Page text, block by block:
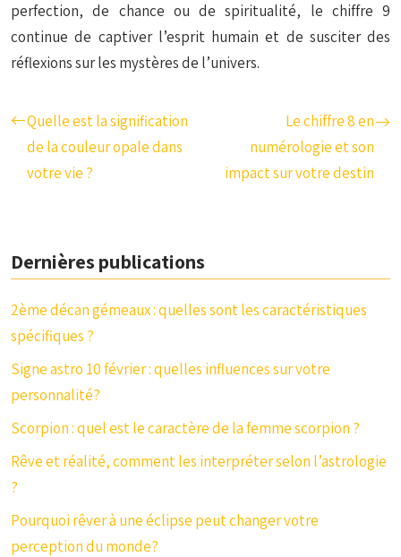
perfection, de chance ou de spiritualité, le chiffre 9
continue de captiver l’esprit humain et de susciter des
réflexions sur les mystères de l’univers.
Quelle est la signification
de la couleur opale dans
votre vie ?
Le chiffre 8 en
numérologie et son
impact sur votre destin
Dernières publications
2ème décan gémeaux : quelles sont les caractéristiques
spécifiques ?
Signe astro 10 février : quelles influences sur votre
personnalité?
Scorpion : quel est le caractère de la femme scorpion ?
Rêve et réalité, comment les interpréter selon l’astrologie
?
Pourquoi rêver à une éclipse peut changer votre
perception du monde?